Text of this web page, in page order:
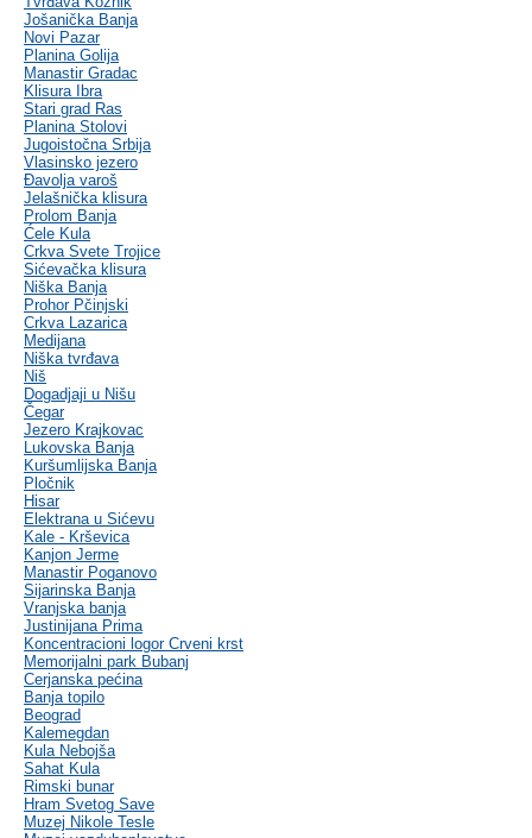
Jošanička Banja
Novi Pazar
Planina Golija
Manastir Gradac
Klisura Ibra
Stari grad Ras
Planina Stolovi
Jugoistočna Srbija
Vlasinsko jezero
Đavolja varoš
Jelašnička klisura
Prolom Banja
Ćele Kula
Crkva Svete Trojice
Sićevačka klisura
Niška Banja
Prohor Pčinjski
Crkva Lazarica
Medijana
Niška tvrđava
Niš
Dogadjaji u Nišu
Čegar
Jezero Krajkovac
Lukovska Banja
Kuršumlijska Banja
Pločnik
Hisar
Elektrana u Sićevu
Kale - Krševica
Kanjon Jerme
Manastir Poganovo
Sijarinska Banja
Vranjska banja
Justinijana Prima
Koncentracioni logor Crveni krst
Memorijalni park Bubanj
Cerjanska pećina
Banja topilo
Beograd
Kalemegdan
Kula Nebojša
Sahat Kula
Rimski bunar
Hram Svetog Save
Muzej Nikole Tesle